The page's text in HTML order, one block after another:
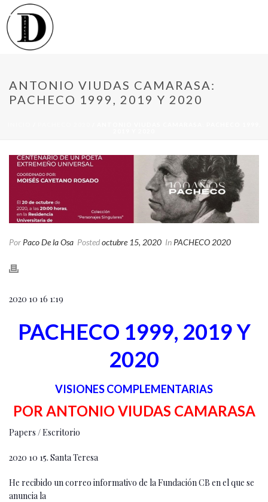
ANTONIO VIUDAS CAMARASA:
PACHECO 1999, 2019 Y 2020
Por Paco De la Osa Postedoctubre 15, 2020 In PACHECO 2020
2020 10 16 1:19
PACHECO 1999, 2019 Y
2020
VISIONES COMPLEMENTARIAS
POR ANTONIO VIUDAS CAMARASA
Papers / Escritorio
2020 10 15. Santa Teresa
He recibido un correo informativo de la Fundación CB en el que se
anuncia la